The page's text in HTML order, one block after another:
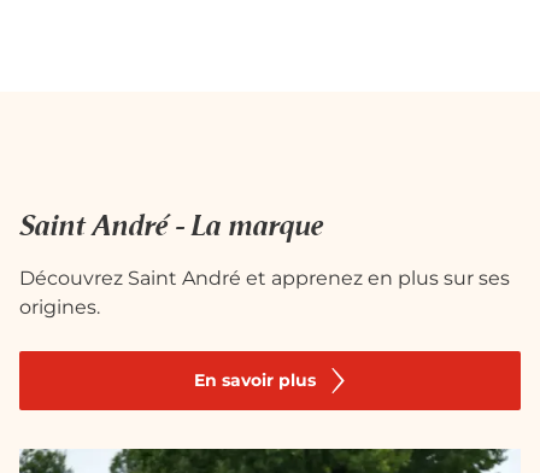
Saint André - La marque
Découvrez Saint André et apprenez en plus sur ses
origines.
En savoir plus